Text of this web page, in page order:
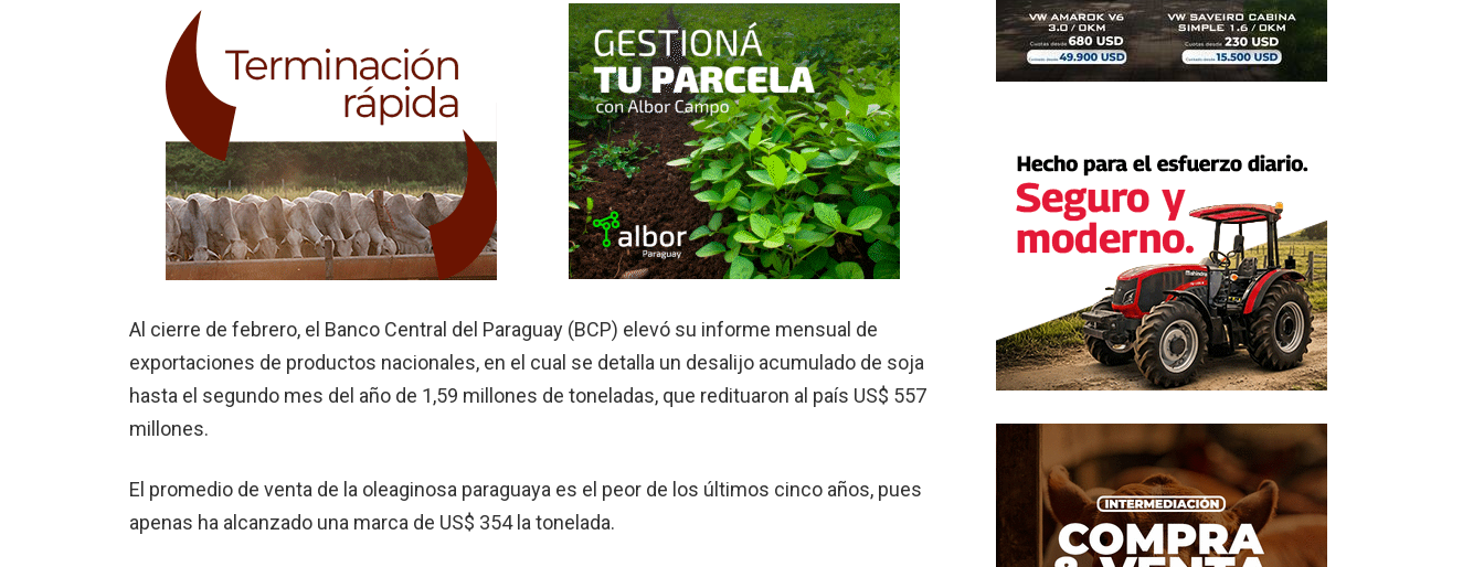
Al cierre de febrero, el Banco Central del Paraguay (BCP) elevó su informe mensual de
exportaciones de productos nacionales, en el cual se detalla un desalijo acumulado de soja
hasta el segundo mes del año de 1,59 millones de toneladas, que redituaron al país US$ 557
millones.
El promedio de venta de la oleaginosa paraguaya es el peor de los últimos cinco años, pues
apenas ha alcanzado una marca de US$ 354 la tonelada.